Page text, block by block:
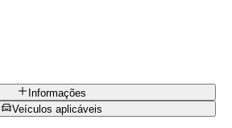
Informações
Veículos aplicáveis